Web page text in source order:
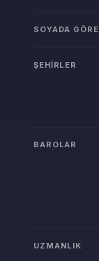
SOYADA GÖRE
ŞEHIRLER
BAROLAR
UZMANLIK